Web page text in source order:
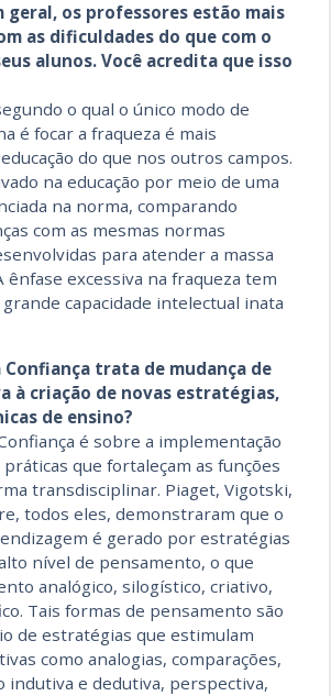
geral, os professores estão mais
as dificuldades do que com o
alunos. Você acredita que isso
o qual o único modo de
é focar a fraqueza é mais
do que nos outros campos.
na educação por meio de uma
na norma, comparando
com as mesmas normas
para atender a massa
ênfase excessiva na fraqueza tem
capacidade intelectual inata
Confiança trata de mudança de
à criação de novas estratégias,
de ensino?
é sobre a implementação
que fortaleçam as funções
transdisciplinar. Piaget, Vigotski,
todos eles, demonstraram que o
é gerado por estratégias
nível de pensamento, o que
analógico, silogístico, criativo,
Tais formas de pensamento são
de estratégias que estimulam
como analogias, comparações,
indutiva e dedutiva, perspectiva,